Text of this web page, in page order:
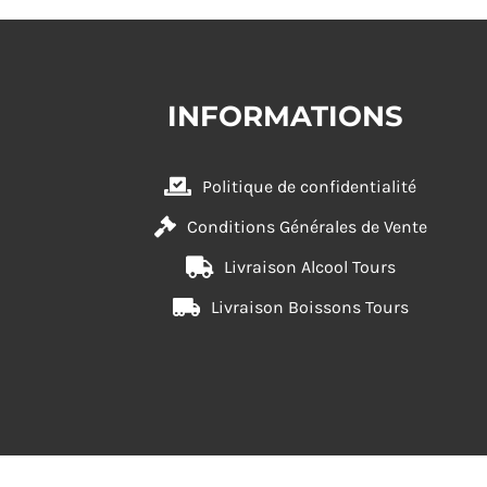
INFORMATIONS
Politique de confidentialité
Conditions Générales de Vente
Livraison Alcool Tours
Livraison Boissons Tours